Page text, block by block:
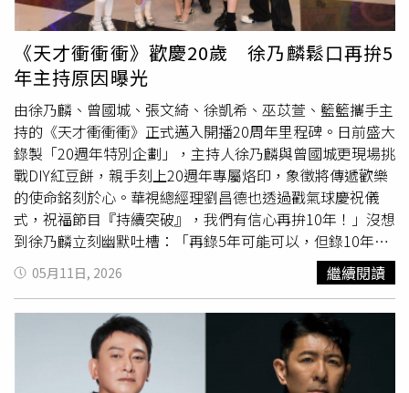
集結王陽明、張懷秋、黃騰浩、鄭人碩、施名帥、張再興、
黃尚禾、黃鐙輝等人共同演出，門票將於5月29日全面開
賣。
《天才衝衝衝》歡慶20歲 徐乃麟鬆口再拚5
年主持原因曝光
由徐乃麟、曾國城、張文綺、徐凱希、巫苡萱、籃籃攜手主
持的《天才衝衝衝》正式邁入開播20周年里程碑。日前盛大
錄製「20週年特別企劃」，主持人徐乃麟與曾國城更現場挑
戰DIY紅豆餅，親手刻上20週年專屬烙印，象徵將傳遞歡樂
的使命銘刻於心。華視總經理劉昌德也透過戳氣球慶祝儀
式，祝福節目『持續突破』，我們有信心再拚10年！」沒想
到徐乃麟立刻幽默吐槽：「再錄5年可能可以，但錄10年的
話，我可能要拄拐杖了！」惹得全場哄堂大笑。《天才衝衝
衝》自2006年5月12日開播至今，20年間屢次獲得金鐘獎肯
定，曾榮獲「綜藝節目主持人獎」及「益智及實境節目獎」
等殊榮。被問及陪伴觀眾走過20年的心路歷程，徐乃麟憶起
多年前搖滾教父伍佰& China Blue、金曲歌王陳奕迅、亞洲
天后蔡依林、天團五月天、金馬影帝阮經天等多位重量級嘉
05月11日, 2026 繼續閱讀